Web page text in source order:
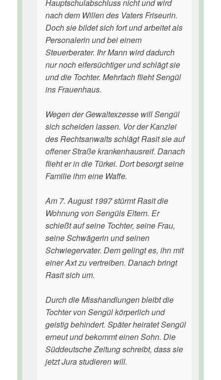
Hauptschulabschluss nicht und wird
nach dem Willen des Vaters Friseurin.
Doch sie bildet sich fort und arbeitet als
Personalerin und bei einem
Steuerberater. Ihr Mann wird dadurch
nur noch eifersüchtiger und schlägt sie
und die Tochter. Mehrfach flieht Sengül
ins Frauenhaus.
Wegen der Gewaltexzesse will Sengül
sich scheiden lassen. Vor der Kanzlei
des Rechtsanwalts schlägt Rasit sie auf
offener Straße krankenhausreif. Danach
flieht er in die Türkei. Dort besorgt seine
Familie ihm eine Waffe.
Am 7. August 1997 stürmt Rasit die
Wohnung von Sengüls Eltern. Er
schießt auf seine Tochter, seine Frau,
seine Schwägerin und seinen
Schwiegervater. Dem gelingt es, ihn mit
einer Axt zu vertreiben. Danach bringt
Rasit sich um.
Durch die Misshandlungen bleibt die
Tochter von Sengül körperlich und
geistig behindert. Später heiratet Sengül
erneut und bekommt einen Sohn. Die
Süddeutsche Zeitung schreibt, dass sie
jetzt Jura studieren will.